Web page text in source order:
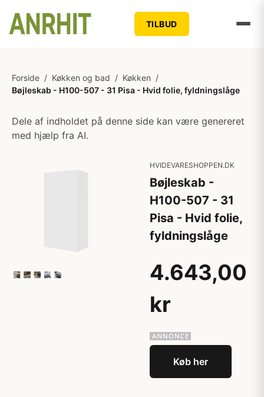
TILBUD
Forside / Køkken og bad / Køkken /
Bøjleskab - H100-507 - 31 Pisa - Hvid folie, fyldningslåge
Dele af indholdet på denne side kan være genereret
med hjælp fra AI.
HVIDEVARESHOPPEN.DK
Bøjleskab -
H100-507 - 31
Pisa - Hvid folie,
fyldningslåge
4.643,00
kr
Køb her